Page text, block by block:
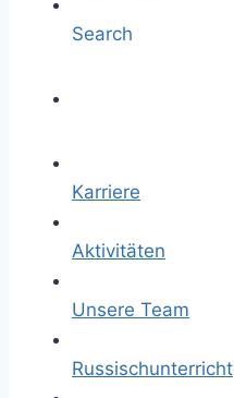
Search
Karriere
Aktivitäten
Unsere Team
Russischunterricht